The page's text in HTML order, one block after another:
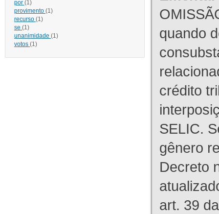
por (1)
provimento (1)
recurso (1)
se (1)
unanimidade (1)
votos (1)
quando
crédito
SELIC.
gênero
Decreto
art. 39